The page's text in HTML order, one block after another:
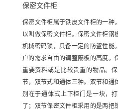
保密文件柜
保密文件柜属于铁皮文件柜的一种
以叫做保密文件柜。保密文件柜钢
机械密码锁，具备一定的防盗性能
户的需求自由的调整隔板的高度。
重要资料或是比较贵重的物品。
节，双节式和通体三种。双节和通
别在于通体式上下柜门是一块，
了；双节保密文件柜采用的是两